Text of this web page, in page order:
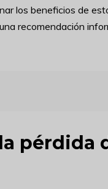
los beneficios de
recomendación
pérdida